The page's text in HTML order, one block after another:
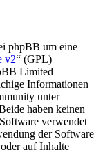
phpBB um eine
v2“ (GPL)
Limited
Informationen
unter
haben keinen
verwendet
der Software
auf Inhalte